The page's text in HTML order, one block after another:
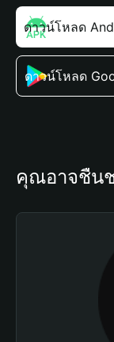
ดาวน์โหลด
ดาวน์โหลด
คุณอาจชื่น